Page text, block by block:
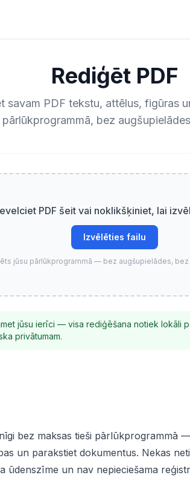
Rediģēt PDF
savam PDF tekstu, attēlus, figūras
pārlūkprogrammā, bez
PDF šeit vai noklikšķiniet, lai
Izvēlēties failu
jūsu pārlūkprogrammā — bez augšupielādes,
jūsu ierīci — visa rediģēšana notiek lokāli
privātumam.
bez maksas tieši pārlūkprogrammā
un parakstiet dokumentus. Nekas
ūdenszīme un nav nepieciešama